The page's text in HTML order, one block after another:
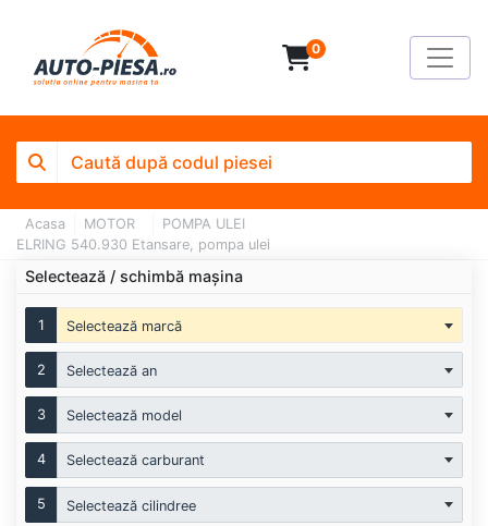
0
Acasa MOTOR
POMPA ULEI
ELRING 540.930 Etansare, pompa ulei
Selectează / schimbă mașina
1 Selectează marcă
2 Selectează an
3 Selectează model
4 Selectează carburant
5 Selectează cilindree